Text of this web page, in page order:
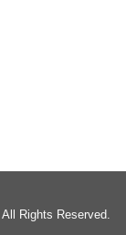
Rights Reserved.